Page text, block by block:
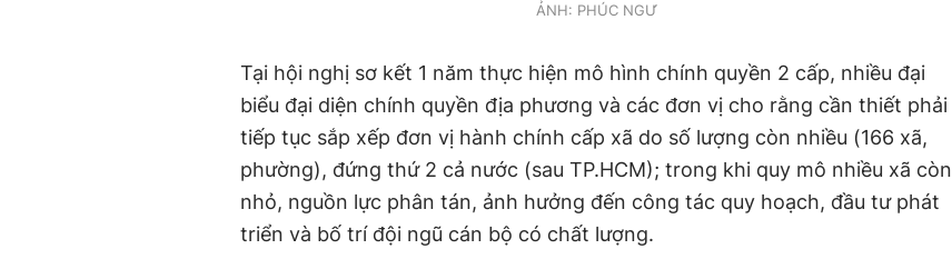
ẢNH: PHÚC NGƯ
Tại hội nghị sơ kết 1 năm thực hiện mô hình chính quyền 2 cấp, nhiều đại
biểu đại diện chính quyền địa phương và các đơn vị cho rằng cần thiết phải
tiếp tục sắp xếp đơn vị hành chính cấp xã do số lượng còn nhiều (166 xã,
phường), đứng thứ 2 cả nước (sau TP.HCM); trong khi quy mô nhiều xã còn
nhỏ, nguồn lực phân tán, ảnh hưởng đến công tác quy hoạch, đầu tư phát
triển và bố trí đội ngũ cán bộ có chất lượng.